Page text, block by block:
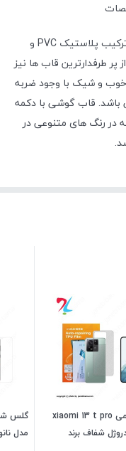
قاب گوشی ضربه گیر نرم و انعطاف پذیر از ترکیب پلاستیک PVC و
طرفدارترین قاب ها نیز
و شیک با وجود ضربه
می باشد. قاب گوشی با دکمه
در رنگ های متنوعی در
گلس شیائومی xiaomi 13 t pro
شفاف برند
مدل